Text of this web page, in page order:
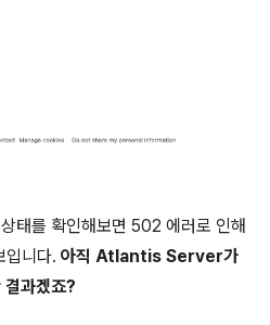
태를 확인해보면 502 에러로 인해
입니다. 아직 Atlantis Server가
결과겠죠?